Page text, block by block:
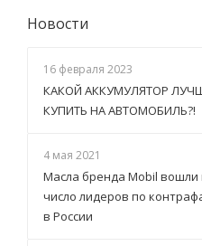
Новости
16 февраля 2023
КАКОЙ АККУМУЛЯТОР
КУПИТЬ НА АВТОМОБИЛЬ?!
4 мая 2021
Масла бренда Mobil вошли
число лидеров по
в России